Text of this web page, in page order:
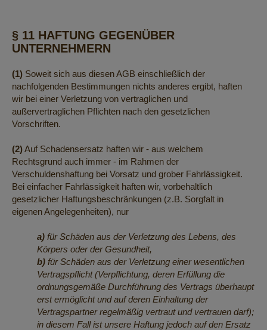
§ 11 HAFTUNG GEGENÜBER
UNTERNEHMERN
(1) Soweit sich aus diesen AGB einschließlich der
nachfolgenden Bestimmungen nichts anderes ergibt, haften
wir bei einer Verletzung von vertraglichen und
außervertraglichen Pflichten nach den gesetzlichen
Vorschriften.
(2)Auf Schadensersatz haften wir - aus welchem
Rechtsgrund auch immer - im Rahmen der
Verschuldenshaftung bei Vorsatz und grober Fahrlässigkeit.
Bei einfacher Fahrlässigkeit haften wir, vorbehaltlich
gesetzlicher Haftungsbeschränkungen (z.B. Sorgfalt in
eigenen Angelegenheiten), nur
a) für Schäden aus der Verletzung des Lebens, des
Körpers oder der Gesundheit,
b) für Schäden aus der Verletzung einer wesentlichen
Vertragspflicht (Verpflichtung, deren Erfüllung die
ordnungsgemäße Durchführung des Vertrags überhaupt
erst ermöglicht und auf deren Einhaltung der
Vertragspartner regelmäßig vertraut und vertrauen darf);
in diesem Fall ist unsere Haftung jedoch auf den Ersatz